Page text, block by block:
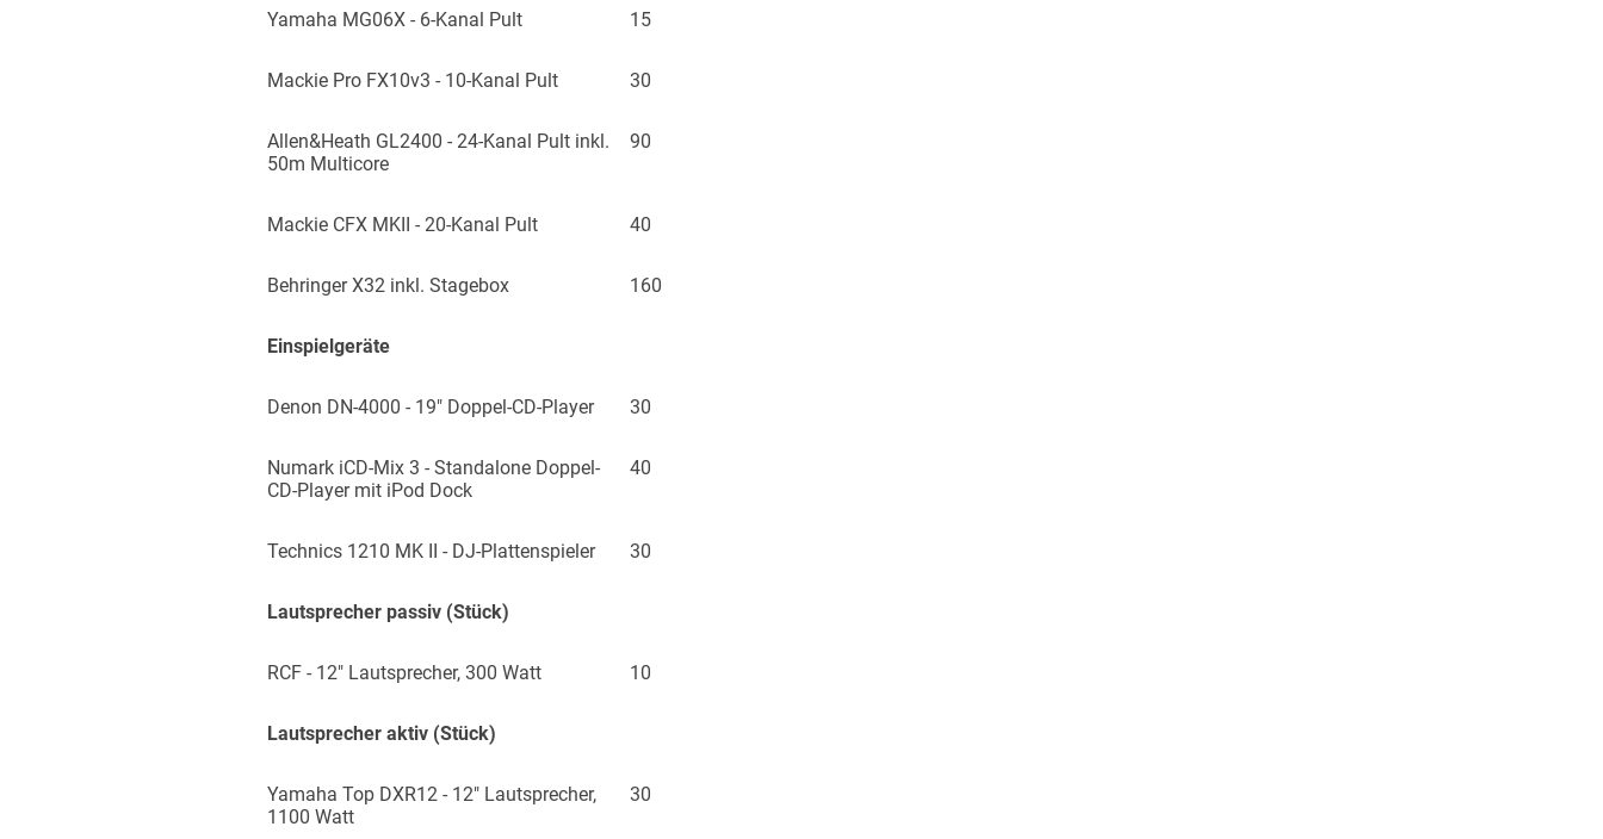
Yamaha MG06X - 6-Kanal Pult 15
Mackie Pro FX10v3 - 10-Kanal Pult 30
Allen&Heath GL2400 - 24-Kanal Pult inkl.
50m Multicore
90
Mackie CFX MKII - 20-Kanal Pult 40
Behringer X32 inkl. Stagebox 160
Einspielgeräte
Denon DN-4000 - 19″ Doppel-CD-Player 30
Numark iCD-Mix 3 - Standalone Doppel-
CD-Player mit iPod Dock
40
Technics 1210 MK II - DJ-Plattenspieler 30
Lautsprecher passiv (Stück)
RCF - 12″ Lautsprecher, 300 Watt 10
Lautsprecher aktiv (Stück)
Yamaha Top DXR12 - 12″ Lautsprecher,
1100 Watt
30